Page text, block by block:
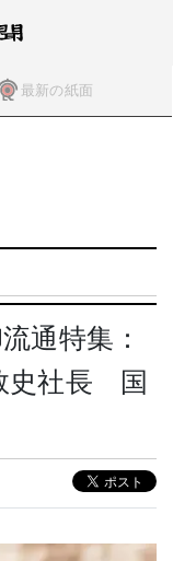
最新の紙面
通特集：
史社長 国